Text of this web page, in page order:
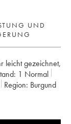
UND
leicht gezeichnet,
1 Normal
Region:
Burgund